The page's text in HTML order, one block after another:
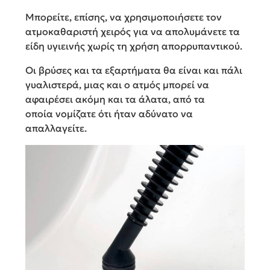
Μπορείτε, επίσης, να χρησιμοποιήσετε τον
ατμοκαθαριστή χειρός για να απολυμάνετε τα
είδη υγιεινής χωρίς τη χρήση απορρυπαντικού.
Οι βρύσες και τα εξαρτήματα θα είναι και πάλι
γυαλιστερά, μιας και ο ατμός μπορεί να
αφαιρέσει ακόμη και τα άλατα, από τα
οποία νομίζατε ότι ήταν αδύνατο να
απαλλαγείτε.